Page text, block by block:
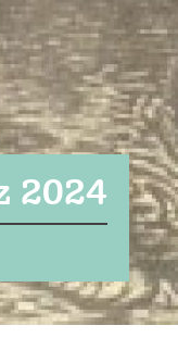
2024